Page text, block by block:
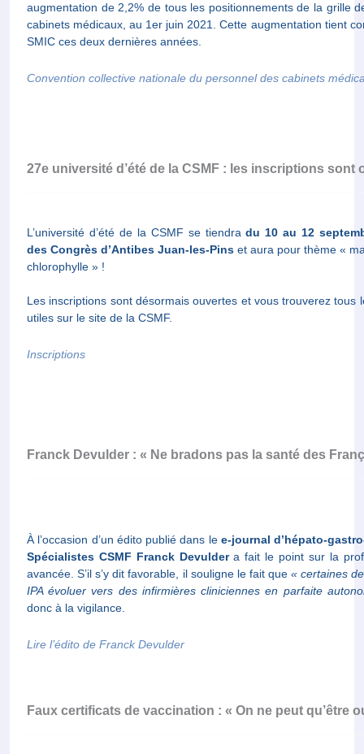
augmentation de 2,2% de tous les positionnements de la grille
cabinets médicaux, au 1er juin 2021. Cette augmentation tient
SMIC ces deux dernières années.
Convention collective nationale du personnel des cabinets
27e université d’été de la CSMF : les inscriptions sont
L’université d’été de la CSMF se tiendradu 10 au 12
des Congrès d’Antibes Juan-les-Pins et aura pour thème «
chlorophylle » !
Les inscriptions sont désormais ouvertes et vous trouverez tous
utiles sur le site de la CSMF.
Inscriptions
Franck Devulder : « Ne bradons pas la santé des
À l’occasion d’un édito publié dans le e-journal d’hépato-
Spécialistes CSMF Franck Devuldera fait le point sur la
avancée. S’il s’y dit favorable, il souligne le fait que« certaines
IPA évoluer vers des infirmières cliniciennes en parfaite
donc à la vigilance.
Lire l’édito de Franck Devulder
Faux certificats de vaccination : « On ne peut qu’être